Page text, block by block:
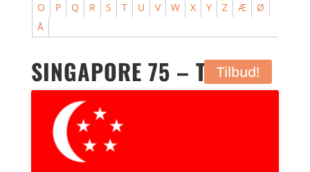
O
P Q R S T U V W X Y Z Æ
Ø
Å
SINGAPORE 75 – TILBUD
Tilbud!